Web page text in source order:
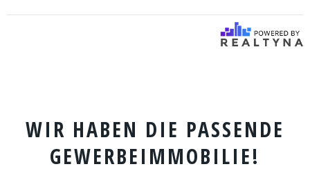
WIR HABEN DIE PASSENDE
GEWERBEIMMOBILIE!